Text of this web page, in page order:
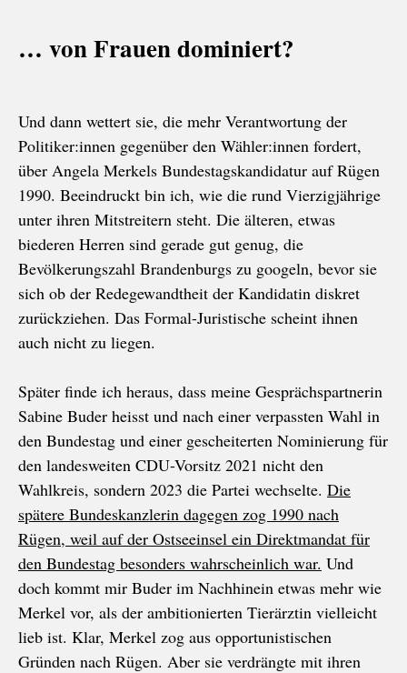
… von Frauen dominiert?
Und dann wettert sie, die mehr Verantwortung der
Politiker:innen gegenüber den Wähler:innen fordert,
über Angela Merkels Bundestagskandidatur auf Rügen
1990. Beeindruckt bin ich, wie die rund Vierzigjährige
unter ihren Mitstreitern steht. Die älteren, etwas
biederen Herren sind gerade gut genug, die
Bevölkerungszahl Brandenburgs zu googeln, bevor sie
sich ob der Redegewandtheit der Kandidatin diskret
zurückziehen. Das Formal-Juristische scheint ihnen
auch nicht zu liegen.
Später finde ich heraus, dass meine Gesprächspartnerin
Sabine Buder heisst und nach einer verpassten Wahl in
den Bundestag und einer gescheiterten Nominierung für
den landesweiten CDU-Vorsitz 2021 nicht den
Wahlkreis, sondern 2023 die Partei wechselte. Die
spätere Bundeskanzlerin dagegen zog 1990 nach
Rügen, weil auf der Ostseeinsel ein Direktmandat für
den Bundestag besonders wahrscheinlich war. Und
doch kommt mir Buder im Nachhinein etwas mehr wie
Merkel vor, als der ambitionierten Tierärztin vielleicht
lieb ist. Klar, Merkel zog aus opportunistischen
Gründen nach Rügen. Aber sie verdrängte mit ihren